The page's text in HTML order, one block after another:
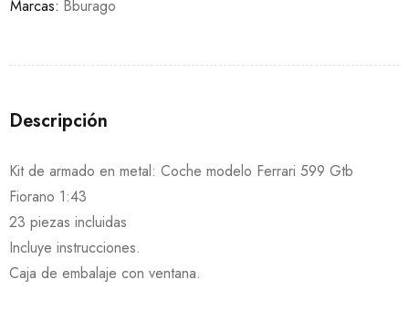
Marcas: Bburago
Descripción
Kit de armado en metal: Coche modelo Ferrari 599 Gtb
Fiorano 1:43
23 piezas incluidas
Incluye instrucciones.
Caja de embalaje con ventana.